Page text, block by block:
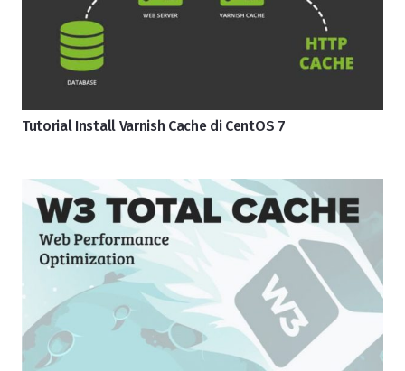
Tutorial Install Varnish Cache di CentOS 7